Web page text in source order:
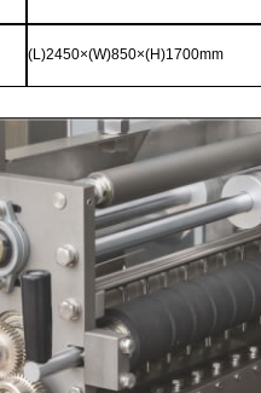
(L)2450×(W)850×(H)1700mm